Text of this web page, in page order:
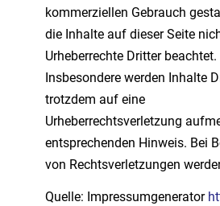
kommerziellen Gebrauch
die Inhalte auf dieser Seite
Urheberrechte Dritter beachtet.
Insbesondere werden Inhalte
trotzdem auf eine
Urheberrechtsverletzung
entsprechenden Hinweis. Bei
von Rechtsverletzungen
Quelle: Impressumgenerator